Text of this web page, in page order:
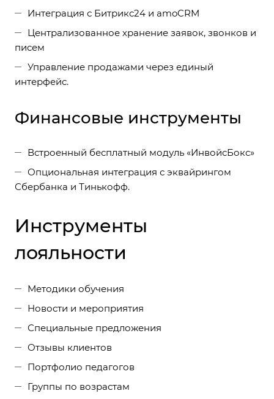
Интеграция с Битрикс24 и amoCRM
Централизованное хранение заявок, звонков и
писем
Управление продажами через единый
интерфейс.
Финансовые инструменты
Встроенный бесплатный модуль «ИнвойсБокс»
Опциональная интеграция с эквайрингом
Сбербанка и Тинькофф.
Инструменты
лояльности
Методики обучения
Новости и мероприятия
Специальные предложения
Отзывы клиентов
Портфолио педагогов
Группы по возрастам